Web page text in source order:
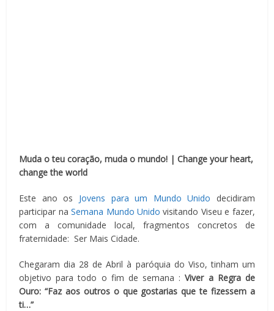
Muda o teu coração, muda o mundo! | Change your heart,
change the world
Este ano os Jovens para um Mundo Unido decidiram
participar naSemana Mundo Unido visitando Viseu e fazer,
com a comunidade local, fragmentos concretos de
fraternidade: Ser Mais Cidade.
Chegaram dia 28 de Abril à paróquia do Viso, tinham um
objetivo para todo o fim de semana :Viver a Regra de
Ouro: “Faz aos outros o que gostarias que te fizessem a
ti…”